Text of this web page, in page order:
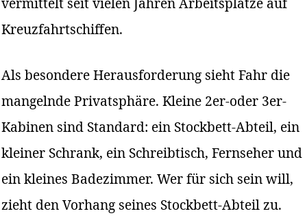
Kreuzfahrtschiffen.
Als besondere Herausforderung sieht Fahr die
mangelnde Privatsphäre. Kleine 2er-oder 3er-
Kabinen sind Standard: ein Stockbett-Abteil, ein
kleiner Schrank, ein Schreibtisch, Fernseher und
ein kleines Badezimmer. Wer für sich sein will,
zieht den Vorhang seines Stockbett-Abteil zu.